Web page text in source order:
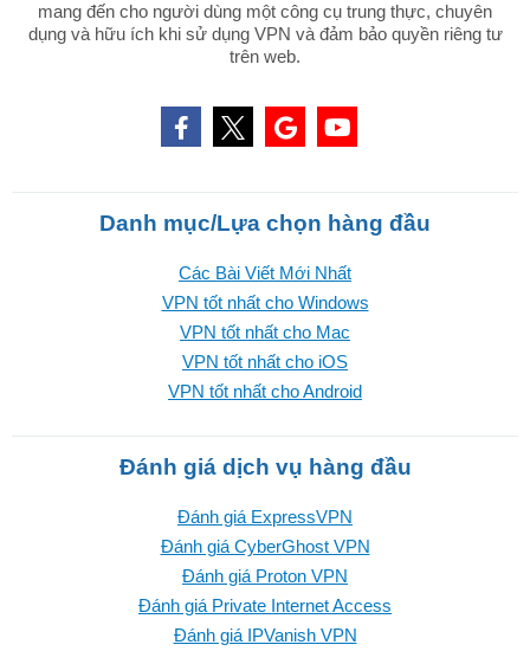
mang đến cho người dùng một công cụ trung thực, chuyên
dụng và hữu ích khi sử dụng VPN và đảm bảo quyền riêng tư
trên web.
Danh mục/Lựa chọn hàng đầu
Các Bài Viết Mới Nhất
VPN tốt nhất cho Windows
VPN tốt nhất cho Mac
VPN tốt nhất cho iOS
VPN tốt nhất cho Android
Đánh giá dịch vụ hàng đầu
Đánh giá ExpressVPN
Đánh giá CyberGhost VPN
Đánh giá Proton VPN
Đánh giá Private Internet Access
Đánh giá IPVanish VPN